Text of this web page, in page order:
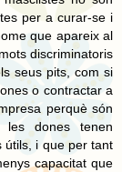
per a curar-se i
que apareix al
discriminatoris
seus pits, com si
o contractar a
perquè són
dones tenen
útils, i que per tant
capacitat que